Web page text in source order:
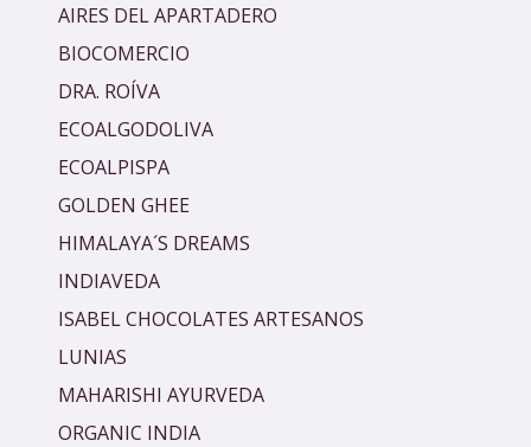
AIRES DEL APARTADERO
BIOCOMERCIO
DRA. ROÍVA
ECOALGODOLIVA
ECOALPISPA
GOLDEN GHEE
HIMALAYA´S DREAMS
INDIAVEDA
ISABEL CHOCOLATES ARTESANOS
LUNIAS
MAHARISHI AYURVEDA
ORGANIC INDIA